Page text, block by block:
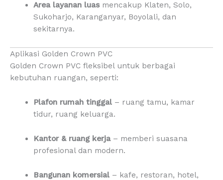
Area layanan luasmencakup Klaten, Solo,
Sukoharjo, Karanganyar, Boyolali, dan
sekitarnya.
Aplikasi Golden Crown PVC
Golden Crown PVC fleksibel untuk berbagai
kebutuhan ruangan, seperti:
Plafon rumah tinggal– ruang tamu, kamar
tidur, ruang keluarga.
Kantor & ruang kerja– memberi suasana
profesional dan modern.
Bangunan komersial– kafe, restoran, hotel,